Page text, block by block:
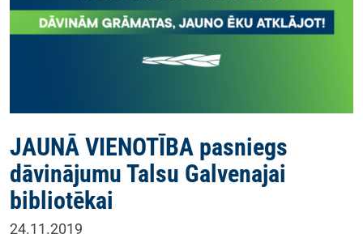
JAUNĀ VIENOTĪBA pasniegs
dāvinājumu Talsu Galvenajai
bibliotēkai
24.11.2019